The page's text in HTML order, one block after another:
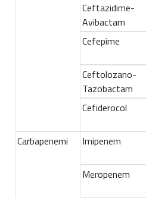
Ceftazidime-
Avibactam
Cefepime
Ceftolozano-
Tazobactam
Cefiderocol
Carbapenemi
Imipenem
Meropenem